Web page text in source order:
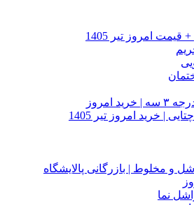
امروز تیر 1405
امروز
| خرید امروز تیر 1405
و مخلوط | بازرگانی پالایشگاه
نما